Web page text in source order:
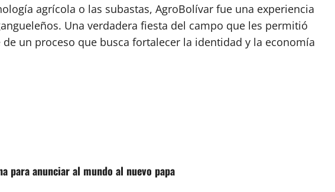
agrícola o las subastas, AgroBolívar fue una experiencia
Una verdadera fiesta del campo que les permitió
un proceso que busca fortalecer la identidad y la economía
para anunciar al mundo al nuevo papa